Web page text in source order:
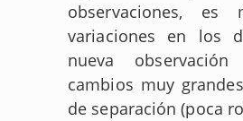
observaciones,
variaciones en los
nueva
cambios muy
de separación (poca